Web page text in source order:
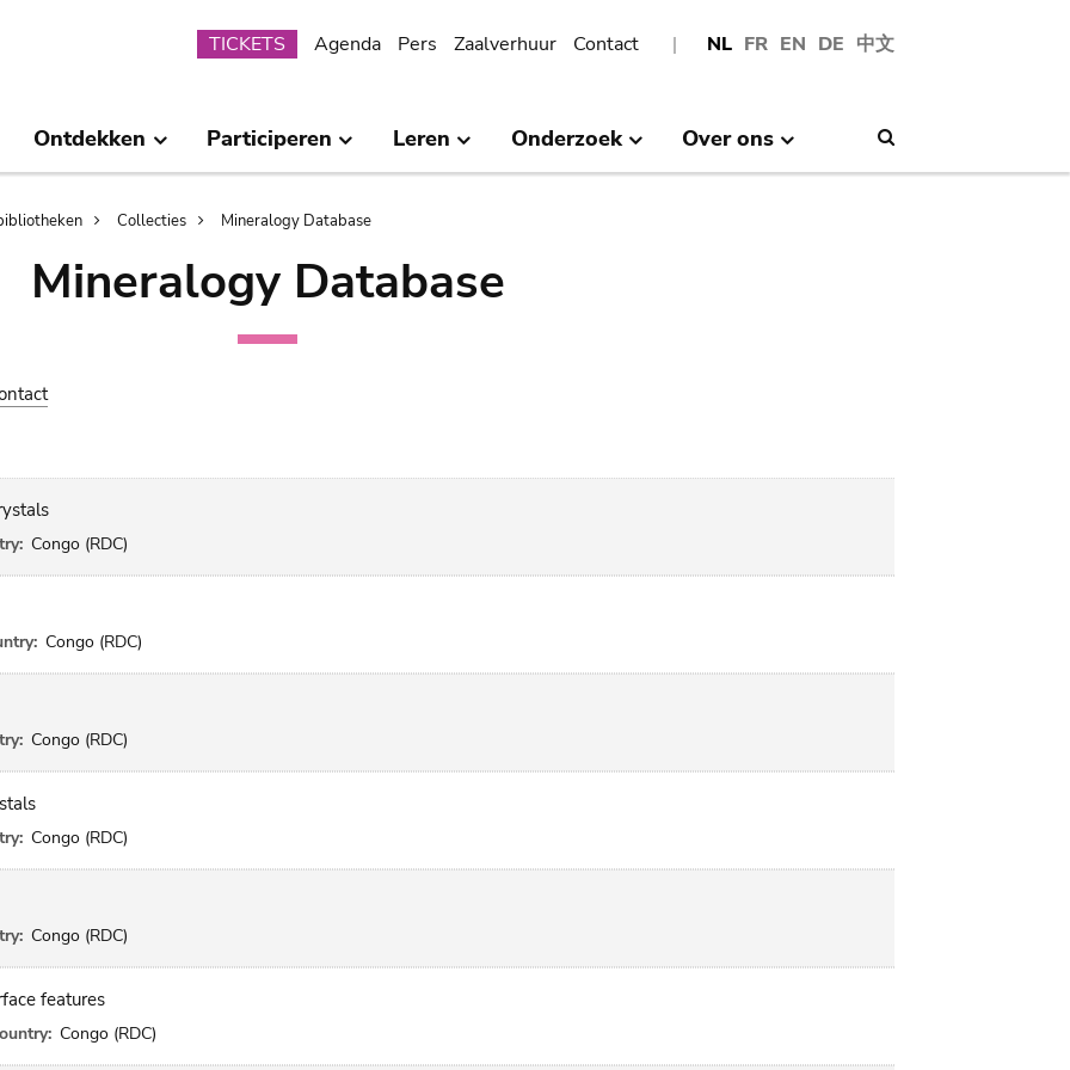
NL FR EN DE 中文
Submenu
TICKETS Agenda Pers Zaalverhuur Contact
Ontdekken Participeren Leren Onderzoek Over ons
Collecties Mineralogy Database
Mineralogy Database
Congo (RDC)
Congo (RDC)
Congo (RDC)
Congo (RDC)
Congo (RDC)
features
Congo (RDC)